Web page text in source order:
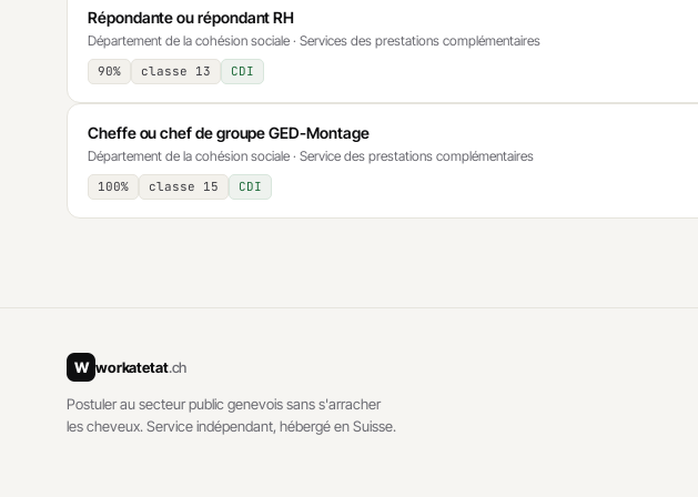
Répondante ou répondant RH
Département de la cohésion sociale · Services des prestations complémentaires
90% classe 13 CDI
Cheffe ou chef de groupe GED-Montage
Département de la cohésion sociale · Service des prestations complémentaires
100% classe 15 CDI
W workatetat.ch
Postuler au secteur public genevois sans s'arracher
les cheveux. Service indépendant, hébergé en Suisse.